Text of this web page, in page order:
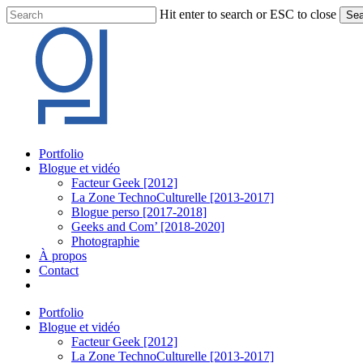
Skip
to
content
Hit enter to search or ESC to close
Search
Menu
Portfolio
Blogue et vidéo
Facteur Geek [2012]
La Zone TechnoCulturelle [2013-2017]
Blogue perso [2017-2018]
Geeks and Com’ [2018-2020]
Photographie
À propos
Contact
Portfolio
Blogue et vidéo
Facteur Geek [2012]
La Zone TechnoCulturelle [2013-2017]